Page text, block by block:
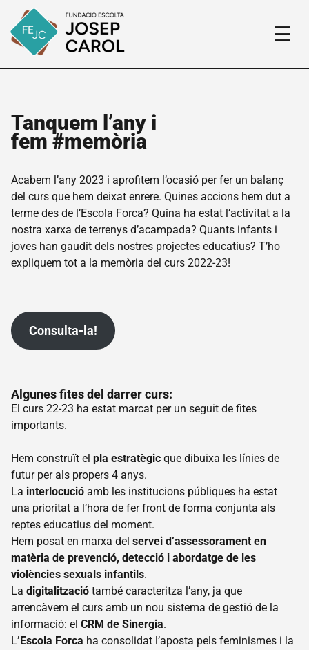
El
nostre
projecte
Qui
som
Història
xarxa
Transparència
donatiu
Escoltes
Catalans
Quico
Sabaté
Camps
de
treball
Dinamització
Promoció
del bon
tracte
Escola
Forca
☰
Tanquem l’any i
fem #memòria
Acabem l’any 2023 i aprofitem l’ocasió per fer un balanç
del curs que hem deixat enrere. Quines accions hem dut a
terme des de l’Escola Forca? Quina ha estat l’activitat a la
nostra xarxa de terrenys d’acampada? Quants infants i
joves han gaudit dels nostres projectes educatius? T’ho
expliquem tot a la memòria del curs 2022-23!
Consulta-la!
Algunes fites del darrer curs:
El curs 22-23 ha estat marcat per un seguit de fites
importants.
Hem construït el pla estratègic que dibuixa les línies de
futur per als propers 4 anys.
La interlocució amb les institucions públiques ha estat
una prioritat a l’hora de fer front de forma conjunta als
reptes educatius del moment.
Hem posat en marxa del servei d’assessorament en
matèria de prevenció, detecció i abordatge de les
violències sexuals infantils.
La digitalització també caracteritza l’any, ja que
arrencàvem el curs amb un nou sistema de gestió de la
informació: el CRM de Sinergia.
L’Escola Forca ha consolidat l’aposta pels feminismes i la